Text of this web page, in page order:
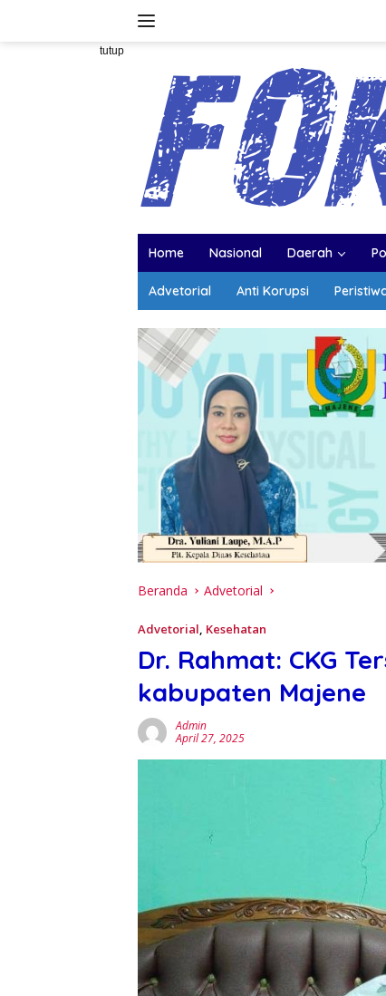
tutup
Home Nasional Daerah
Advetorial Anti Korupsi
Beranda Advetorial
Advetorial, Kesehatan
Dr. Rahmat: CKG
kabupaten Majene
Admin
April 27, 2025